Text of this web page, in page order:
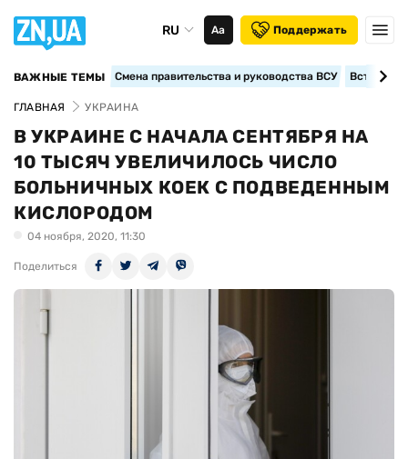
RU Аа Поддержать
ВАЖНЫЕ ТЕМЫ Смена правительства и руководства ВСУ
ГЛАВНАЯ УКРАИНА
В УКРАИНЕ С НАЧАЛА СЕНТЯБРЯ НА
10 ТЫСЯЧ УВЕЛИЧИЛОСЬ ЧИСЛО
БОЛЬНИЧНЫХ КОЕК С ПОДВЕДЕННЫМ
КИСЛОРОДОМ
04 ноября, 2020, 11:30
Поделиться